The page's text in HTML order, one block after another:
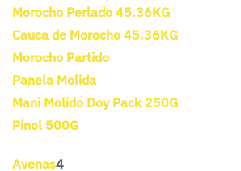
Morocho Perlado 45.36KG
Cauca de Morocho 45.36KG
Morocho Partido
Panela Molida
Mani Molido Doy Pack 250G
Pinol 500G
Avenas4